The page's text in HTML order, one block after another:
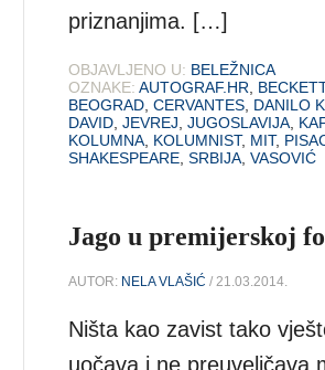
priznanjima. […]
OBJAVLJENO U: BELEŽNICA
OZNAKE: AUTOGRAF.HR
BEOGRAD ,CERVANTES DANILO
DAVID ,JEVREJ ,JUGOSLAVIJA
KOLUMNA KOLUMNIST, MIT,
SHAKESPEARE ,SRBIJA ,VASOVIĆ
Jago u premijerskoj
AUTOR: NELA VLAŠIĆ / 21.03.2014.
Ništa kao zavist tako
uočava i ne preuveličava